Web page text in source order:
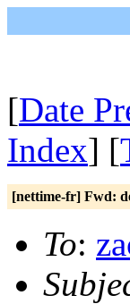
[Date
Index] [
[nettime-fr] Fwd:
To: